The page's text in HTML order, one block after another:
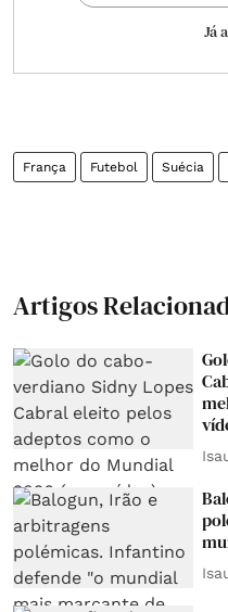
Já
França Futebol Suécia
Artigos